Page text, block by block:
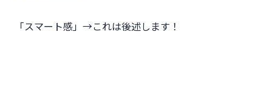
「スマート感」→これは後述します！